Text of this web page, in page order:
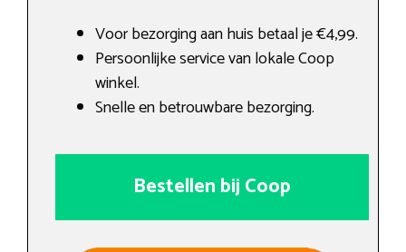
Voor bezorging aan huis betaal je €4,99.
Persoonlijke service van lokale Coop
winkel.
Snelle en betrouwbare bezorging.
Bestellen bij Coop